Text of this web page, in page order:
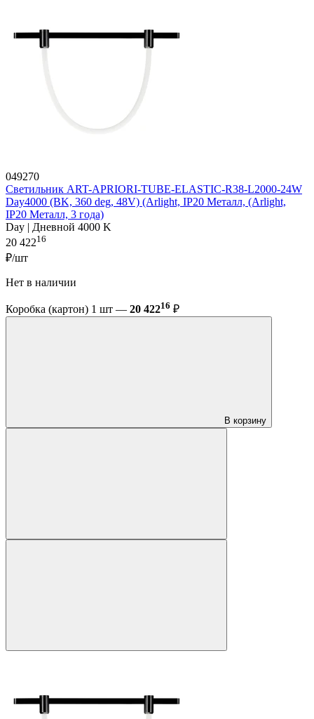
049270
Светильник ART-APRIORI-TUBE-ELASTIC-R38-L2000-24W
Day4000 (BK, 360 deg, 48V) (Arlight, IP20 Металл, (Arlight,
IP20 Металл, 3 года)
Day | Дневной 4000 K
20 42216
₽/шт
Нет в наличии
Коробка (картон) 1 шт — 20 42216 ₽
В корзину